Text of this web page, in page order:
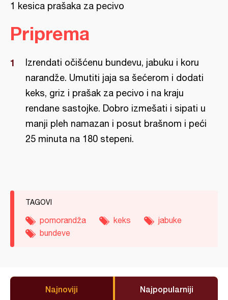
1 kesica prašaka za pecivo
Priprema
Izrendati očišćenu bundevu, jabuku i koru
narandže. Umutiti jaja sa šećerom i dodati
keks, griz i prašak za pecivo i na kraju
rendane sastojke. Dobro izmešati i sipati u
manji pleh namazan i posut brašnom i peći
25 minuta na 180 stepeni.
TAGOVI
pomorandža keks
jabuke
bundeve
Najnoviji Najpopularniji